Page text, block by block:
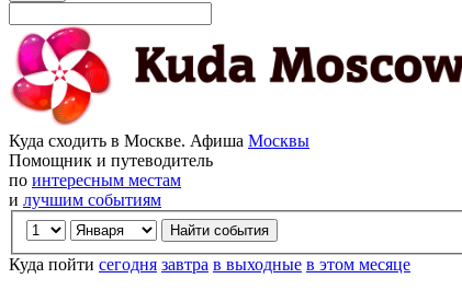
Куда сходить в Москве. Афиша Москвы
Помощник и путеводитель
по интересным местам
и лучшим событиям
Куда пойти сегодня завтра в выходные в этом месяце